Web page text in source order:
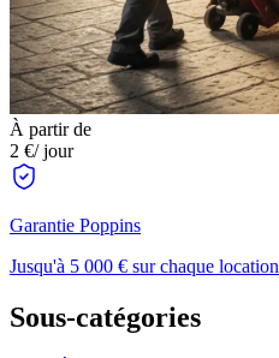
À partir de
2 €/ jour
Garantie Poppins
Jusqu'à 5 000 € sur chaque location
Sous-catégories